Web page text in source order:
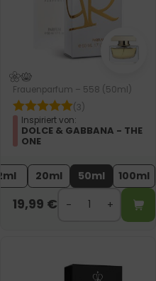
Frauenparfum – 558 (50ml)
(3)
Inspiriert von:
DOLCE & GABBANA - THE
ONE
2ml 20ml 50ml 100ml
19,99 €